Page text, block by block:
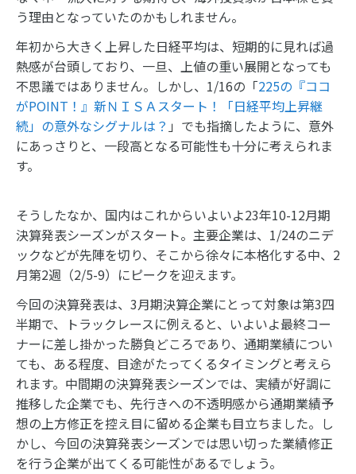
う理由となっていたのかもしれません。
年初から大きく上昇した日経平均は、短期的に見れば過
熱感が台頭しており、一旦、上値の重い展開となっても
不思議ではありません。しかし、1/16の「225の『ココ
がPOINT！』新ＮＩＳＡスタート！「日経平均上昇継
続」の意外なシグナルは？ 」でも指摘したように、意外
にあっさりと、一段高となる可能性も十分に考えられま
す。
そうしたなか、国内はこれからいよいよ23年10-12月期
決算発表シーズンがスタート。主要企業は、1/24のニデ
ックなどが先陣を切り、そこから徐々に本格化する中、2
月第2週（2/5-9）にピークを迎えます。
今回の決算発表は、3月期決算企業にとって対象は第3四
半期で、トラックレースに例えると、いよいよ最終コー
ナーに差し掛かった勝負どころであり、通期業績につい
ても、ある程度、目途がたってくるタイミングと考えら
れます。中間期の決算発表シーズンでは、実績が好調に
推移した企業でも、先行きへの不透明感から通期業績予
想の上方修正を控え目に留める企業も目立ちました。し
かし、今回の決算発表シーズンでは思い切った業績修正
を行う企業が出てくる可能性があるでしょう。